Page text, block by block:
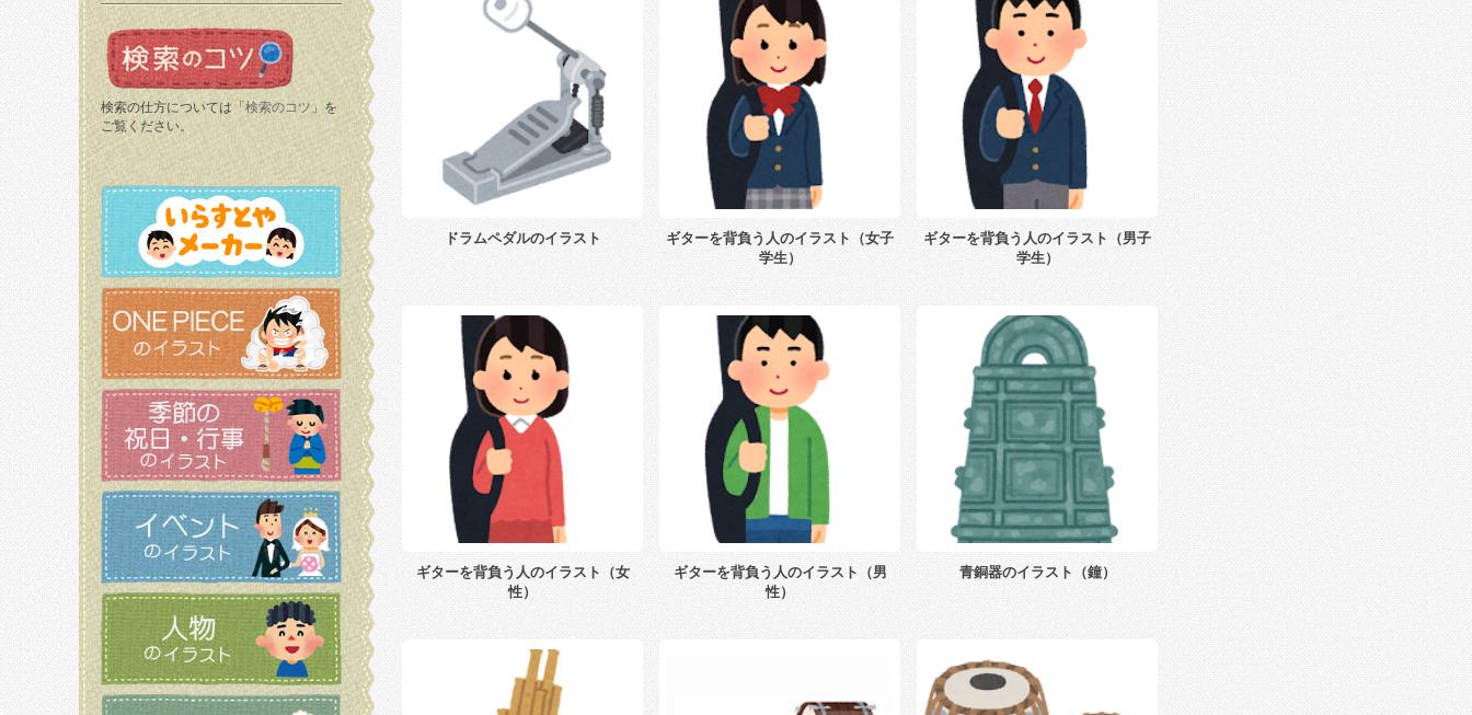
検索の仕方については「 検索のコツ 」を
ご覧ください。
ドラムペダルのイラスト
ギターを背負う人のイラスト（女子
学生）
ギターを背負う人のイラスト（男子
学生）
ギターを背負う人のイラスト（女
性）
ギターを背負う人のイラスト（男
性）
青銅器のイラスト（鐘）